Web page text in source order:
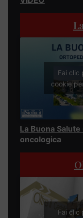
Fai clic
cookie
La Buona
oncologica
Fai clic